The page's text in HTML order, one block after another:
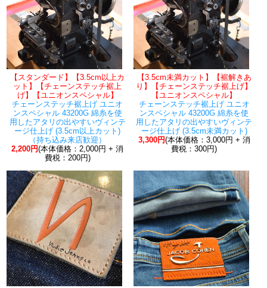
【スタンダード】【3.5cm以上カ
ット】【チェーンステッチ裾上
げ】【ユニオンスペシャル】
チェーンステッチ裾上げ ユニオ
ンスペシャル 43200G 綿糸を使
用したアタリの出やすいヴィンテ
ージ仕上げ (3.5cm以上カット)
（持ち込み来店歓迎）
2,200円(本体価格：2,000円 + 消
費税：200円)
【3.5cm未満カット】【裾解きあ
り】【チェーンステッチ裾上げ】
【ユニオンスペシャル】
チェーンステッチ裾上げ ユニオ
ンスペシャル 43200G 綿糸を使
用したアタリの出やすいヴィンテ
ージ仕上げ (3.5cm未満カット)
3,300円(本体価格：3,000円 + 消
費税：300円)